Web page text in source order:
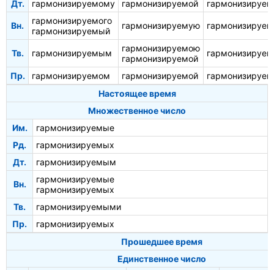
Дт. гармонизируемому гармонизируемой
Вн.
гармонизируемого
гармонизируемый
гармонизируемую
Тв. гармонизируемым
гармонизируемою
гармонизируемой
Пр. гармонизируемом гармонизируемой
Настоящее время
Множественное число
Им.
гармонизируемые
Рд.
гармонизируемых
Дт.
гармонизируемым
Вн.
гармонизируемые
гармонизируемых
Тв.
гармонизируемыми
Пр.
гармонизируемых
Прошедшее время
Единственное число